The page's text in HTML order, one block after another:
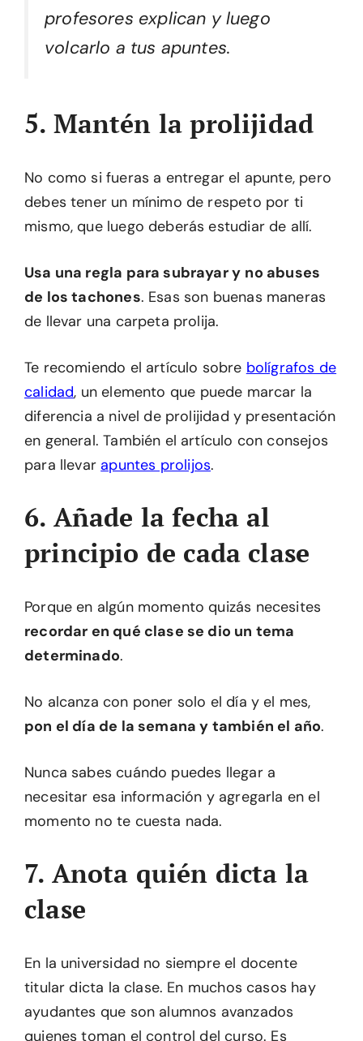
profesores explican y luego
volcarlo a tus apuntes.
5. Mantén la prolijidad
No como si fueras a entregar el apunte, pero
debes tener un mínimo de respeto por ti
mismo, que luego deberás estudiar de allí.
Usa una regla para subrayar y no abuses
de los tachones. Esas son buenas maneras
de llevar una carpeta prolija.
Te recomiendo el artículo sobre bolígrafos de
calidad, un elemento que puede marcar la
diferencia a nivel de prolijidad y presentación
en general. También el artículo con consejos
para llevar apuntes prolijos.
6. Añade la fecha al
principio de cada clase
Porque en algún momento quizás necesites
recordar en qué clase se dio un tema
determinado.
No alcanza con poner solo el día y el mes,
pon el día de la semana y también el año.
Nunca sabes cuándo puedes llegar a
necesitar esa información y agregarla en el
momento no te cuesta nada.
7. Anota quién dicta la
clase
En la universidad no siempre el docente
titular dicta la clase. En muchos casos hay
ayudantes que son alumnos avanzados
quienes toman el control del curso. Es